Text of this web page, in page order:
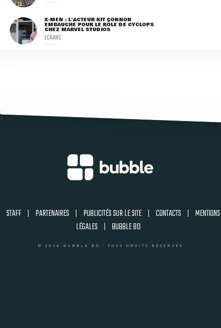
X-MEN : L'ACTEUR KIT CONNOR
EMBAUCHÉ POUR LE RÔLE DE CYCLOPS
CHEZ MARVEL STUDIOS
ECRANS
STAFF | PARTENAIRES | PUBLICITÉS SUR LE SITE | CONTACTS | MENTIONS
LÉGALES | BUBBLE BD
© 2026 BUBBLE BD - TOUS DROITS RÉSERVÉS